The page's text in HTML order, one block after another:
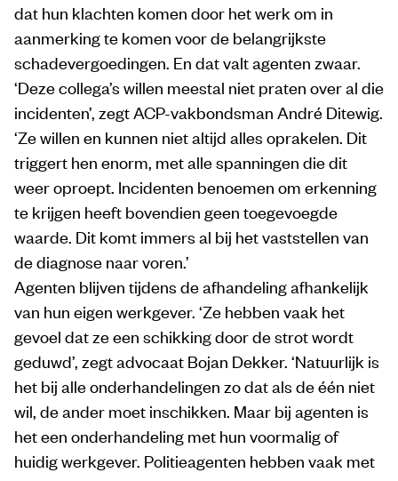
dat hun klachten komen door het werk om in
aanmerking te komen voor de belangrijkste
schadevergoedingen. En dat valt agenten zwaar.
‘Deze collega’s willen meestal niet praten over al die
incidenten’, zegt ACP-vakbondsman André Ditewig.
‘Ze willen en kunnen niet altijd alles oprakelen. Dit
triggert hen enorm, met alle spanningen die dit
weer oproept. Incidenten benoemen om erkenning
te krijgen heeft bovendien geen toegevoegde
waarde. Dit komt immers al bij het vaststellen van
de diagnose naar voren.’
Agenten blijven tijdens de afhandeling afhankelijk
van hun eigen werkgever. ‘Ze hebben vaak het
gevoel dat ze een schikking door de strot wordt
geduwd’, zegt advocaat Bojan Dekker. ‘Natuurlijk is
het bij alle onderhandelingen zo dat als de één niet
wil, de ander moet inschikken. Maar bij agenten is
het een onderhandeling met hun voormalig of
huidig werkgever. Politieagenten hebben vaak met